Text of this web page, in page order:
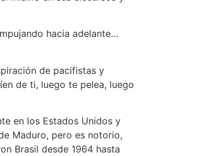
hacia adelante…
de pacifistas y
de ti, luego te pelea, luego
en los Estados Unidos y
Maduro, pero es notorio,
Brasil desde 1964 hasta